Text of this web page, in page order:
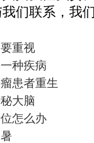
们联系，我
重视
种疾病
患者重生
大脑
怎么办